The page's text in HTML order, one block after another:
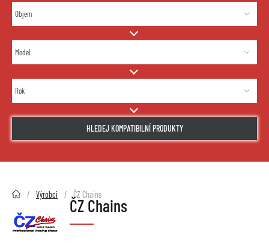
HLEDEJ KOMPATIBILNÍ PRODUKTY
2HMOTO.cz Výrobci ČZ Chains
ČZ Chains